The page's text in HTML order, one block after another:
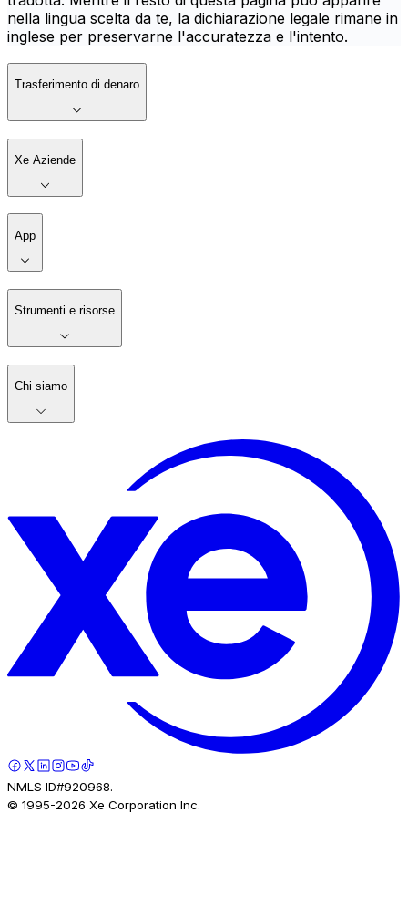
nella lingua scelta da te, la dichiarazione legale rimane in
inglese per preservarne l'accuratezza e l'intento.
Trasferimento di denaro
Xe Aziende
App
Strumenti e risorse
Chi siamo
NMLS ID#920968.
© 1995-2026 Xe Corporation Inc.